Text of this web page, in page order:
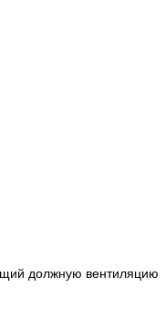
должную вентиляцию